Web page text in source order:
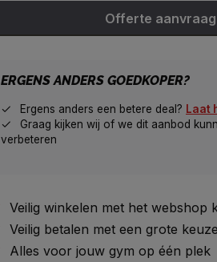
Offerte aanvraag
ERGENS ANDERS GOEDKOPER?
Ergens anders een betere deal? Laat
Graag kijken wij of we dit aanbod
verbeteren
Veilig winkelen met het webshop
Veilig betalen met een grote
Alles voor jouw gym op één plek